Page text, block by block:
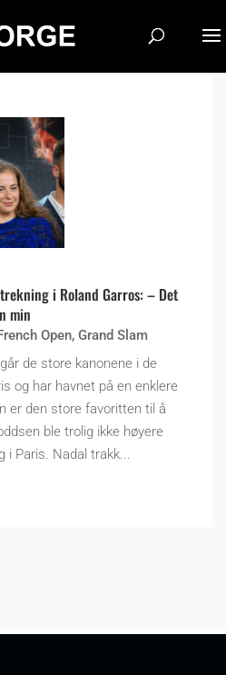
i Roland Garros: – Det
min
Open, Grand Slam
de store kanonene i de
og har havnet på en enklere
er den store favoritten til å
ble trolig ikke høyere
i Paris. Nadal trakk...